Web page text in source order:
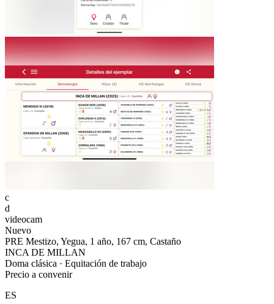
c
d
videocam
Nuevo
PRE Mestizo, Yegua, 1 año, 167 cm, Castaño
INCA DE MILLAN
Doma clásica · Equitación de trabajo
Precio a convenir
ES